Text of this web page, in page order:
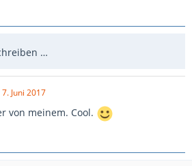
7. Juni 2017
von meinem. Cool.